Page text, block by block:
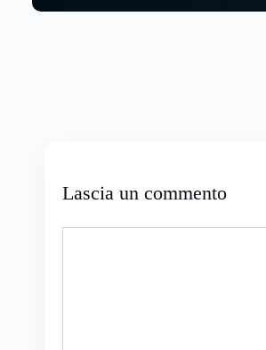
Lascia un commento